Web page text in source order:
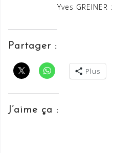
Yves
Partager :
Plus
J’aime ça :